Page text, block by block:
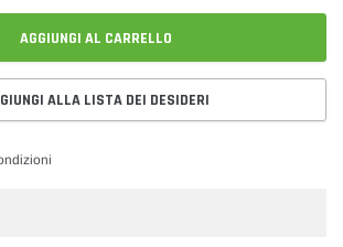
AGGIUNGI AL CARRELLO
ALLA LISTA DEI DESIDERI